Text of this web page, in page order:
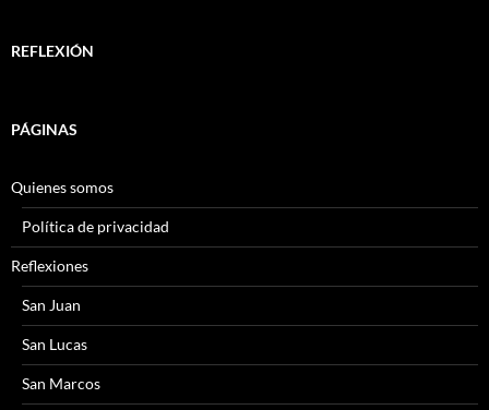
REFLEXIÓN
PÁGINAS
Quienes somos
Política de privacidad
Reflexiones
San Juan
San Lucas
San Marcos